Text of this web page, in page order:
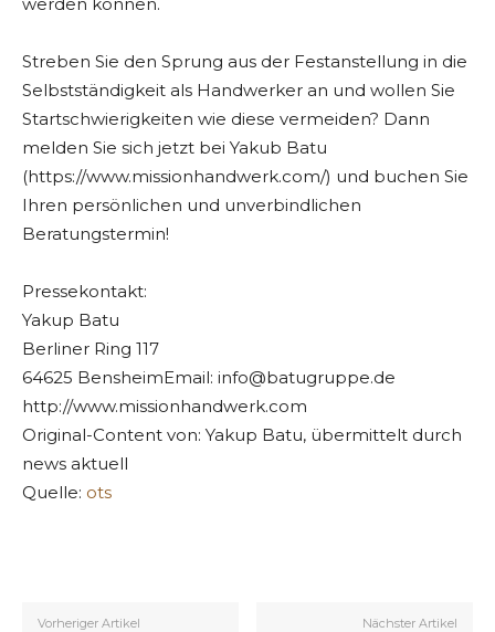
Streben Sie den Sprung aus der Festanstellung in die
Selbstständigkeit als Handwerker an und wollen Sie
Startschwierigkeiten wie diese vermeiden? Dann
melden Sie sich jetzt bei Yakub Batu
(https://www.missionhandwerk.com/) und buchen Sie
Ihren persönlichen und unverbindlichen
Beratungstermin!
Pressekontakt:
Yakup Batu
Berliner Ring 117
64625 BensheimEmail: info@batugruppe.de
http://www.missionhandwerk.com
Original-Content von: Yakup Batu, übermittelt durch
news aktuell
Quelle: ots
Vorheriger Artikel Nächster Artikel